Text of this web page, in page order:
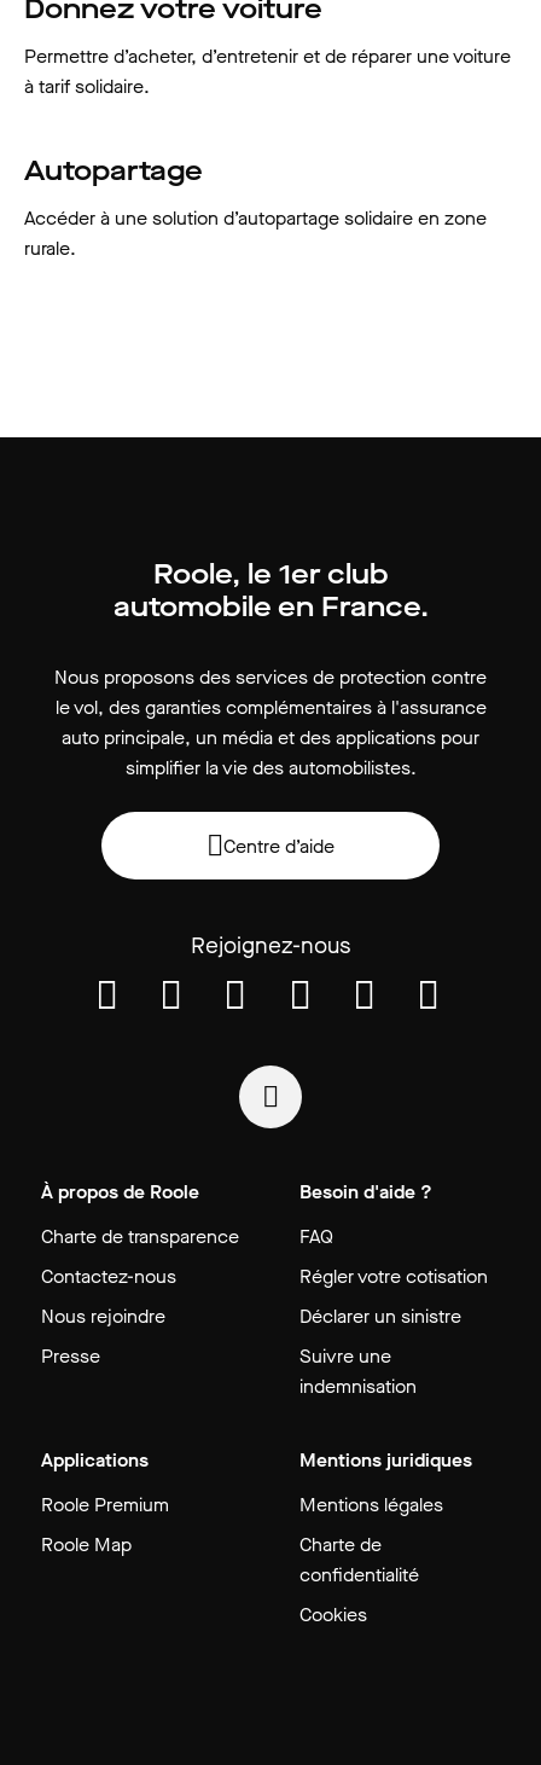
Donnez votre voiture
Permettre d’acheter, d’entretenir et de réparer une voiture
à tarif solidaire.
Autopartage
Accéder à une solution d’autopartage solidaire en zone
rurale.
Roole, le 1er club
automobile en France.
Nous proposons des services de protection contre
le vol, des garanties complémentaires à l'assurance
auto principale, un média et des applications pour
simplifier la vie des automobilistes.
Centre d’aide
Rejoignez-nous
À propos de Roole
Charte de transparence
Contactez-nous
Nous rejoindre
Presse
Besoin d'aide ?
FAQ
Régler votre cotisation
Déclarer un sinistre
Suivre une
indemnisation
Applications
Roole Premium
Roole Map
Mentions juridiques
Mentions légales
Charte de
confidentialité
Cookies